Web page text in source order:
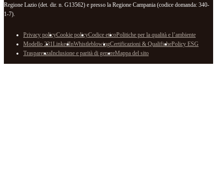
Regione Lazio (det. dir. n. G13562) e presso la Regione Campania (codice domanda: 340-
1-7).
Privacy policyCookie policyCodice eticoPolitiche per la qualità e l’ambiente
Modello 231LinkedInWhistleblowingCertificazioni & QualifichePolicy ESG
TrasparenzaInclusione e parità di genereMappa del sito